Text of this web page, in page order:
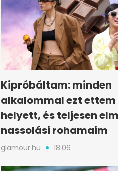
Kipróbáltam: minden
alkalommal ezt ettem
helyett, és teljesen
nassolási rohamaim
glamour.hu 18:06